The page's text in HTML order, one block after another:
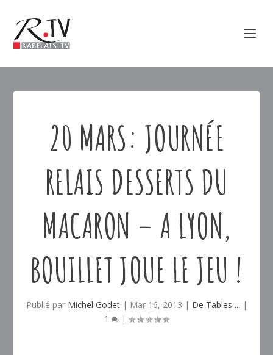
20 MARS: JOURNÉE
RELAIS DESSERTS DU
MACARON – A LYON,
BOUILLET JOUE LE JEU !
Publié par Michel Godet| Mar 16, 2013 | De Tables ... |
1
|